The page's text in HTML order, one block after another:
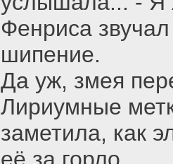
Фенриса
шипение.
Да уж, змея
Лириумные
заметила, как